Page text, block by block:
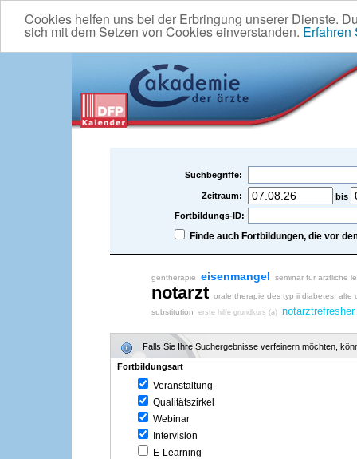
Cookies helfen uns bei der Erbringung unserer Dienste.
sich mit dem Setzen von Cookies einverstanden. Erfahren
Suchbegriffe:
Zeitraum:
bis
Fortbildungs-ID:
Finde auch Fortbildungen, die vor
gentherapie eisenmangel seminar für ärztliche
notarzt orale therapie des typ ii diabetes, alte
substitution
erste hilfe grundkurs (a) notarztrefresher
Falls Sie Ihre Suchergebnisse verfeinern möchten,
Fortbildungsart
Veranstaltung
Qualitätszirkel
Webinar
Intervision
E-Learning